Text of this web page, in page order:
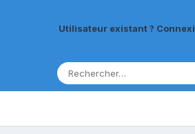
Utilisateur existant ?